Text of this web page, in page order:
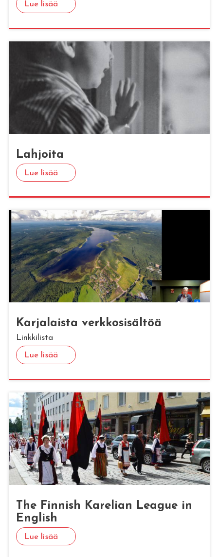
Lue lisää
Lah­joi­ta
Lue lisää
Kar­ja­lais­ta verk­ko­si­säl­töä
Linkkilista
Lue lisää
The Fin­nish Ka­re­lian Lea­gue in
English
Lue lisää